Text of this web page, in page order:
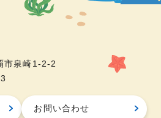
泉崎1-2-2
お問い合わせ